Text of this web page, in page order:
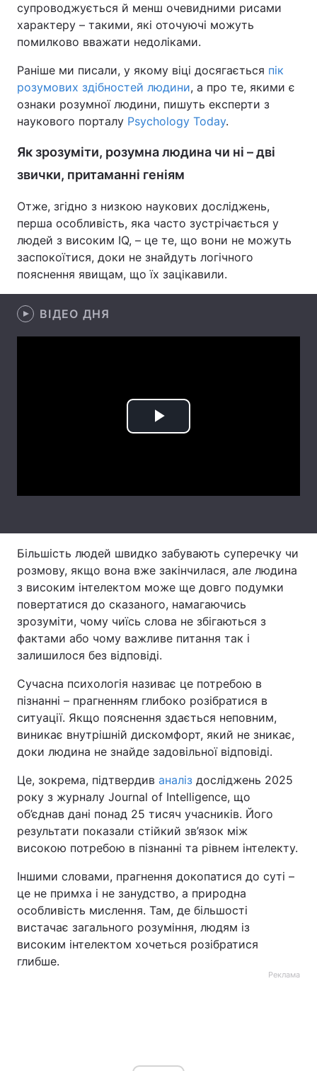
Спорт Наука
Зброя Інциденти
Здоров'я Туризм
Екологія Регіони
Лонгріди
Відео з Youtube Статті
Інтерв'ю Думки
Архів
супроводжується й менш очевидними рисами
характеру – такими, які оточуючі можуть
помилково вважати недоліками.
Раніше ми писали, у якому віці досягається пік
розумових здібностей людини, а про те, якими є
ознаки розумної людини, пишуть експерти з
наукового порталу Psychology Today.
Як зрозуміти, розумна людина чи ні – дві
звички, притаманні геніям
Отже, згідно з низкою наукових досліджень,
перша особливість, яка часто зустрічається у
людей з високим IQ, – це те, що вони не можуть
заспокоїтися, доки не знайдуть логічного
пояснення явищам, що їх зацікавили.
ВІДЕО ДНЯ
Play
Більшість людей швидко забувають суперечку чи
розмову, якщо вона вже закінчилася, але людина
з високим інтелектом може ще довго подумки
повертатися до сказаного, намагаючись
зрозуміти, чому чиїсь слова не збігаються з
фактами або чому важливе питання так і
залишилося без відповіді.
Сучасна психологія називає це потребою в
пізнанні – прагненням глибоко розібратися в
ситуації. Якщо пояснення здається неповним,
виникає внутрішній дискомфорт, який не зникає,
доки людина не знайде задовільної відповіді.
Це, зокрема, підтвердив аналіз досліджень 2025
року з журналу Journal of Intelligence, що
об’єднав дані понад 25 тисяч учасників. Його
результати показали стійкий зв’язок між
високою потребою в пізнанні та рівнем інтелекту.
Іншими словами, прагнення докопатися до суті –
це не примха і не занудство, а природна
особливість мислення. Там, де більшості
вистачає загального розуміння, людям із
високим інтелектом хочеться розібратися
глибше.
Реклама